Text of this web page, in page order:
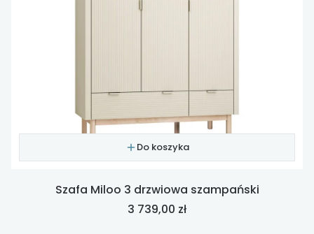
Do koszyka
Szafa Miloo 3 drzwiowa szampański
Cena
3 739,00 zł